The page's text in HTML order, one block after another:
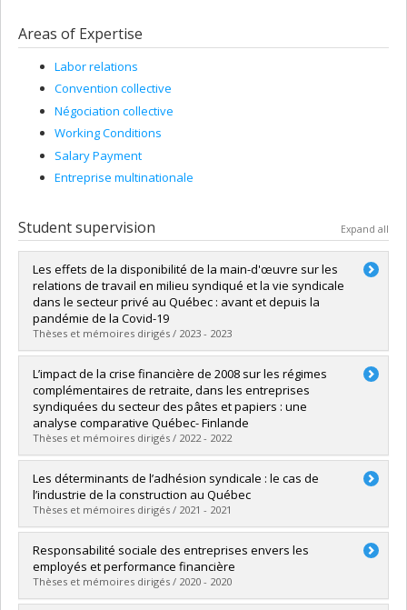
Areas of Expertise
Labor relations
Convention collective
Négociation collective
Working Conditions
Salary Payment
Entreprise multinationale
Student supervision Expand all
Les effets de la disponibilité de la main-d'œuvre sur les
relations de travail en milieu syndiqué et la vie syndicale
dans le secteur privé au Québec : avant et depuis la
pandémie de la Covid-19
Thèses et mémoires dirigés / 2023 - 2023
Graduate :Blain, Florence
Cycle :Master's
Grade :M. Sc.
Lien vers le document dans Papyrus
L’impact de la crise financière de 2008 sur les régimes
complémentaires de retraite, dans les entreprises
syndiquées du secteur des pâtes et papiers : une
analyse comparative Québec- Finlande
Thèses et mémoires dirigés / 2022 - 2022
Graduate :Paquin, Amy
Cycle :Master's
Grade :M. Sc.
Lien vers le document dans Papyrus
Les déterminants de l’adhésion syndicale : le cas de
l’industrie de la construction au Québec
Thèses et mémoires dirigés / 2021 - 2021
Graduate :Guay-Glaude, Jean-Philippe
Cycle :Master's
Grade :M. Sc.
Lien vers le document dans Papyrus
Responsabilité sociale des entreprises envers les
employés et performance financière
Thèses et mémoires dirigés / 2020 - 2020